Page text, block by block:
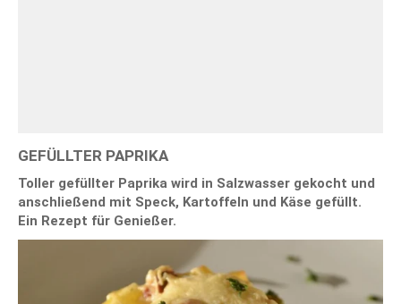
GEFÜLLTER PAPRIKA
Toller gefüllter Paprika wird in Salzwasser gekocht und
anschließend mit Speck, Kartoffeln und Käse gefüllt.
Ein Rezept für Genießer.